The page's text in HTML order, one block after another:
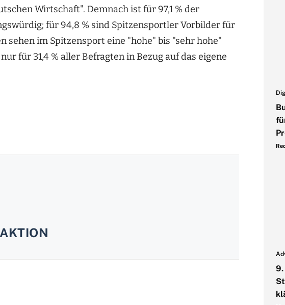
Wirtschaft". Demnach ist für 97,1 % der
für 94,8 % sind Spitzensportler Vorbilder für
sehen im Spitzensport eine "hohe" bis "sehr hohe"
für 31,4 % aller Befragten in Bezug auf das eigene
9.